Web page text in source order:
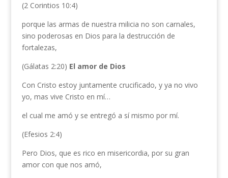
(2 Corintios 10:4)
porque las armas de nuestra milicia no son carnales,
sino poderosas en Dios para la destrucción de
fortalezas,
(Gálatas 2:20) El amor de Dios
Con Cristo estoy juntamente crucificado, y ya no vivo
yo, mas vive Cristo en mí…
el cual me amó y se entregó a sí mismo por mí.
(Efesios 2:4)
Pero Dios, que es rico en misericordia, por su gran
amor con que nos amó,